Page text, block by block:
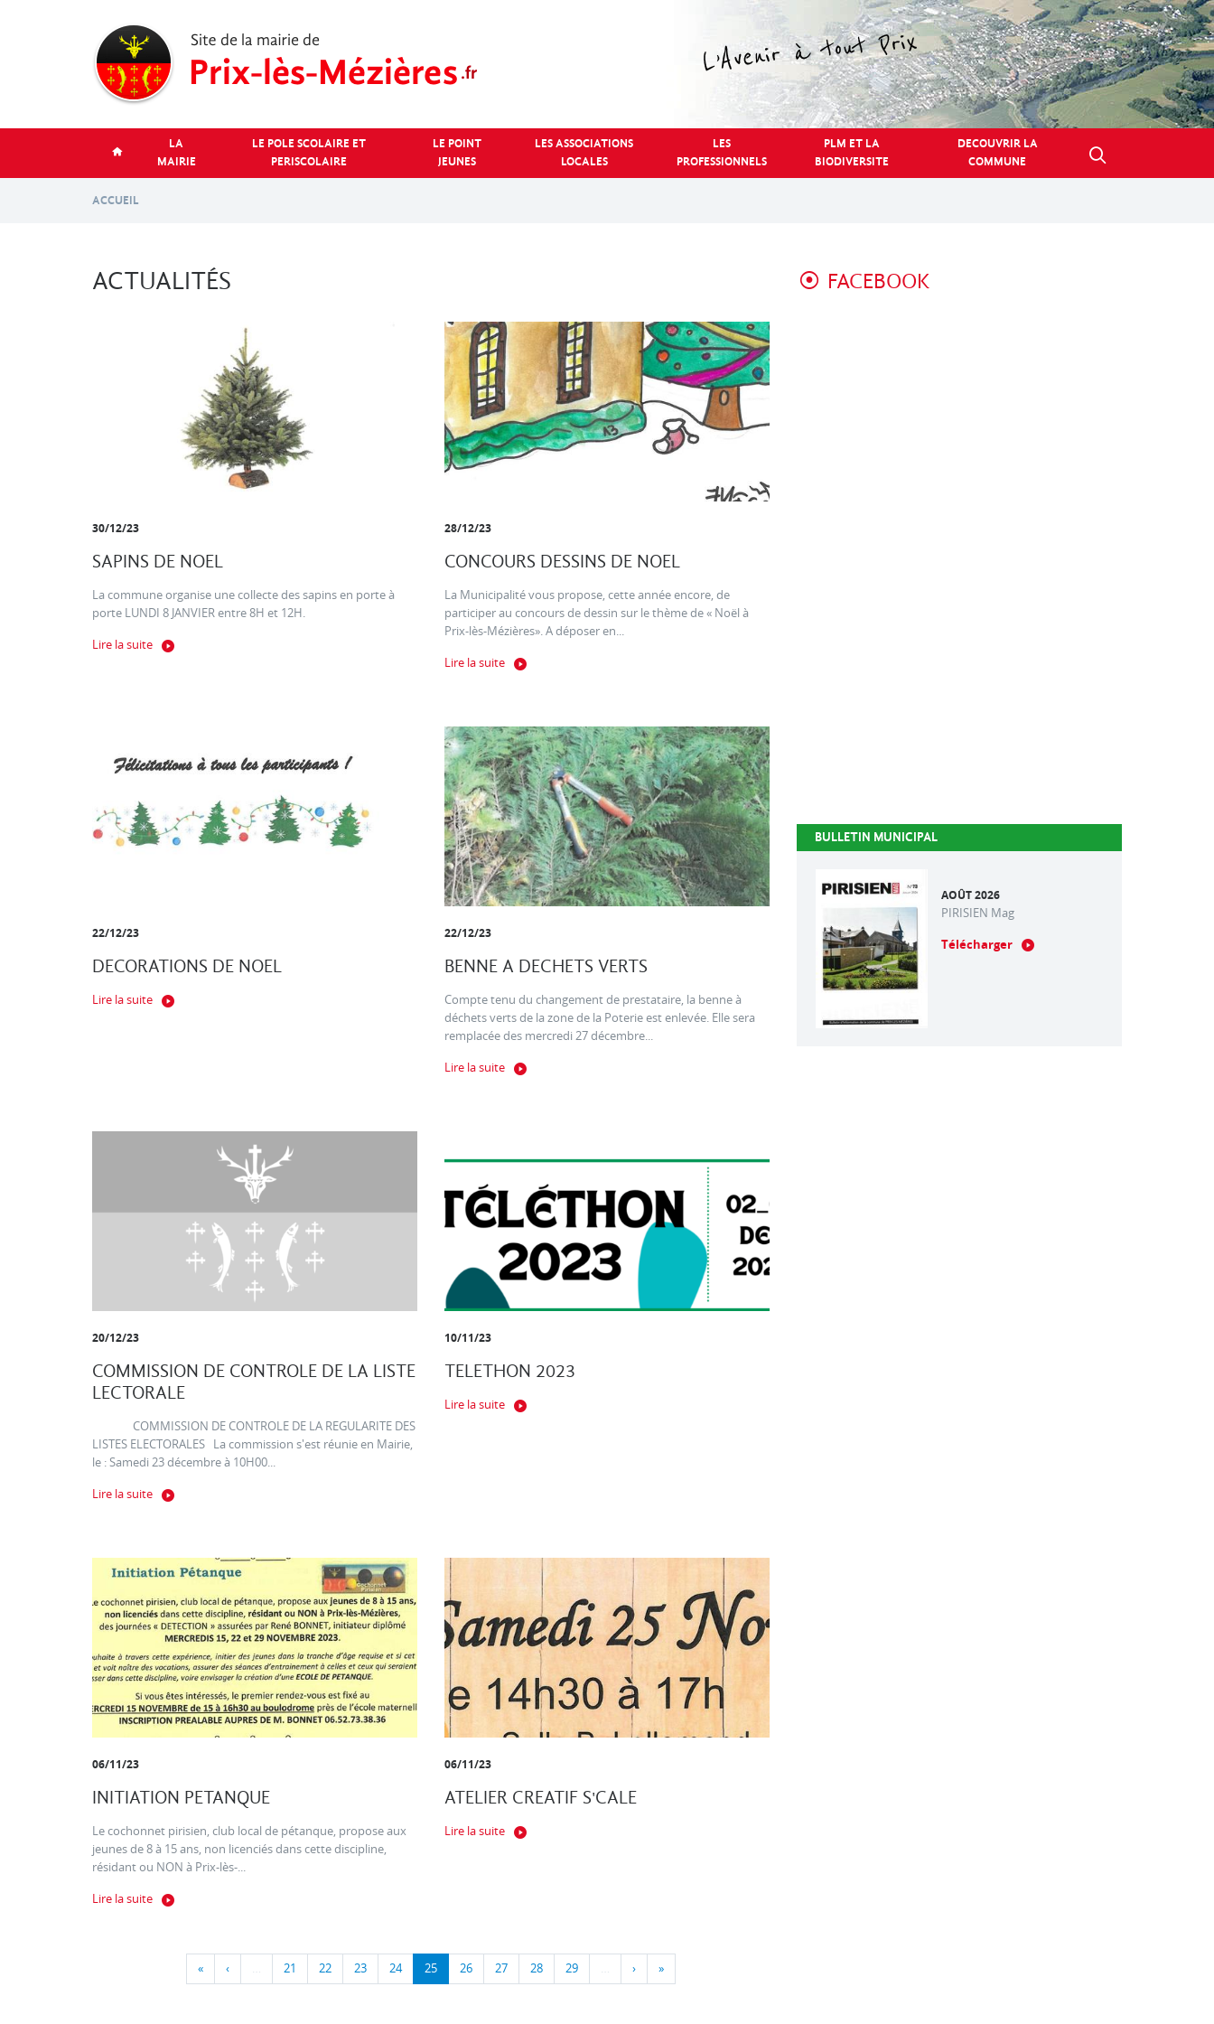
LA
MAIRIE
LE POLE SCOLAIRE ET
PERISCOLAIRE
LE POINT
JEUNES
LES ASSOCIATIONS
LOCALES
LES
PROFESSIONNELS
PLM ET LA
BIODIVERSITE
DECOUVRIR LA
COMMUNE
ACCUEIL
ACTUALITÉS
30/12/23
SAPINS DE NOEL
La commune organise une collecte des sapins en porte à
porte LUNDI 8 JANVIER entre 8H et 12H.
Lire la suite
28/12/23
CONCOURS DESSINS DE NOEL
La Municipalité vous propose, cette année encore, de
participer au concours de dessin sur le thème de « Noël à
Prix-lès-Mézières». A déposer en...
Lire la suite
22/12/23
DECORATIONS DE NOEL
Lire la suite
22/12/23
BENNE A DECHETS VERTS
Compte tenu du changement de prestataire, la benne à
déchets verts de la zone de la Poterie est enlevée. Elle sera
remplacée des mercredi 27 décembre...
Lire la suite
20/12/23
COMMISSION DE CONTROLE DE LA LISTE
LECTORALE
COMMISSION DE CONTROLE DE LA REGULARITE DES
LISTES ELECTORALES La commission s'est réunie en Mairie,
le : Samedi 23 décembre à 10H00...
Lire la suite
10/11/23
TELETHON 2023
Lire la suite
06/11/23
INITIATION PETANQUE
Le cochonnet pirisien, club local de pétanque, propose aux
jeunes de 8 à 15 ans, non licenciés dans cette discipline,
résidant ou NON à Prix-lès-...
Lire la suite
06/11/23
ATELIER CREATIF S'CALE
Lire la suite
« ‹ … 21 22 23 24 25 26 27 28 29 … › »
FACEBOOK
BULLETIN MUNICIPAL
AOÛT 2026
PIRISIEN Mag
Télécharger